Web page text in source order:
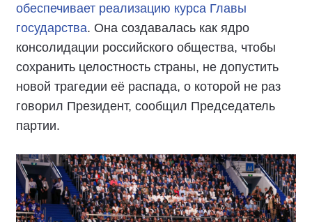
обеспечивает реализацию курса Главы
государства. Она создавалась как ядро
консолидации российского общества, чтобы
сохранить целостность страны, не допустить
новой трагедии её распада, о которой не раз
говорил Президент, сообщил Председатель
партии.